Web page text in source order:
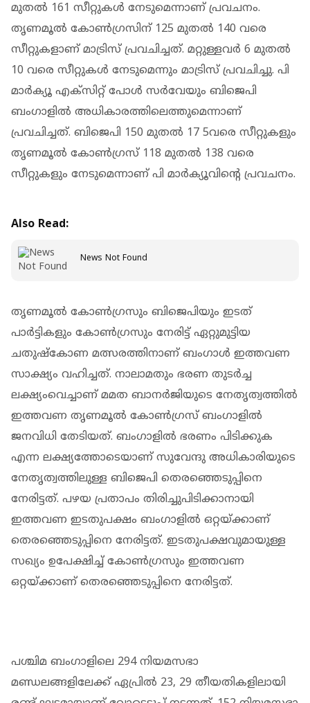
മുതൽ 161 സീറ്റുകൾ നേടുമെന്നാണ് പ്രവചനം.
തൃണമൂൽ കോൺഗ്രസിന് 125 മുതൽ 140 വരെ
സീറ്റുകളാണ് മാട്രിസ് പ്രവചിച്ചത്. മറ്റുള്ളവർ 6 മുതൽ
10 വരെ സീറ്റുകൾ നേടുമെന്നും മാട്രിസ് പ്രവചിച്ചു. പി
മാർക്യൂ എക്സിറ്റ് പോൾ സർവേയും ബിജെപി
ബംഗാളിൽ അധികാരത്തിലെത്തുമെന്നാണ്
പ്രവചിച്ചത്. ബിജെപി 150 മുതൽ 17 5വരെ സീറ്റുകളും
തൃണമൂൽ കോൺഗ്രസ് 118 മുതൽ 138 വരെ
സീറ്റുകളും നേടുമെന്നാണ് പി മാർക്യൂവിൻ്റെ പ്രവചനം.
Also Read:
News Not Found
തൃണമൂൽ കോൺ​ഗ്രസും ബിജെപിയും ഇടത്
പാർട്ടികളും കോൺ​ഗ്രസും നേരിട്ട് ഏറ്റുമുട്ടിയ
ചതുഷ്കോണ മത്സരത്തിനാണ് ബം​ഗാൾ ഇത്തവണ
സാക്ഷ്യം വഹിച്ചത്. നാലാമതും ഭരണ തുടർച്ച
ലക്ഷ്യംവെച്ചാണ് മമത ബാനർജിയുടെ നേതൃത്വത്തിൽ
ഇത്തവണ തൃണമൂൽ കോൺ​ഗ്രസ് ബം​ഗാളിൽ
ജനവിധി തേടിയത്. ബം​ഗാളിൽ ഭരണം പിടിക്കുക
എന്ന ലക്ഷ്യത്തോടെയാണ് സുവേന്ദു അധികാരിയുടെ
നേതൃത്വത്തിലുള്ള ബിജെപി തെരഞ്ഞെടുപ്പിനെ
നേരിട്ടത്. പഴയ പ്രതാപം തിരിച്ചുപിടിക്കാനായി
ഇത്തവണ ഇടതുപക്ഷം ബം​ഗാളിൽ ഒറ്റയ്ക്കാണ്
തെരഞ്ഞെടുപ്പിനെ നേരിട്ടത്. ഇടതുപക്ഷവുമായുള്ള
സഖ്യം ഉപേക്ഷിച്ച് കോൺ​ഗ്രസും ഇത്തവണ
ഒറ്റയ്ക്കാണ് തെരഞ്ഞെടുപ്പിനെ നേരിട്ടത്.
പശ്ചിമ ബം​ഗാളിലെ 294 നിയമസഭാ
മണ്ഡലങ്ങളിലേക്ക് ഏപ്രിൽ 23, 29 തീയതികളിലായി